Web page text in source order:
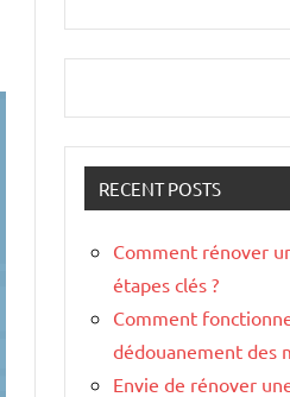
RECENT POSTS
Comment rénover
étapes clés ?
Comment
dédouanement des
Envie de rénover